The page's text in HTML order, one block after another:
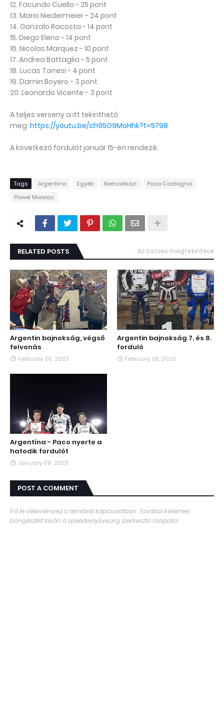
12. Facundo Cuello - 25 pont
13. Mario Niedermeier - 24 pont
14. Gonzalo Racosta - 14 pont
15. Diego Eleno - 14 pont
16. Nicolas Marquez - 10 pont
17. Andrea Battaglia - 5 pont
18. Lucas Torresi - 4 pont
19. Damin Boyero - 3 pont
20. Leonardo Vicente - 3 pont
A teljes verseny a itt tekinthető
meg: https://youtu.be/ch95G9MoHhk?t=5798
A következő fordulót január 15-én rendezik.
Tags Argentína Egyéb Nemzetközi
Paco Castagna
Pawel Miesiac
RELATED POSTS Az összes megtekintése
Argentin bajnokság, végső
felvonás
February 26, 2023
Argentin bajnokság 7. és 8.
forduló
February 26, 2023
Argentína - Paco nyerte a
hatodik fordulót
January 09, 2023
POST A COMMENT
Írd le véleményed a témával kapcsolatban. További kellemes
böngészést kíván a speedwaylive.org szerkesztő csapata!